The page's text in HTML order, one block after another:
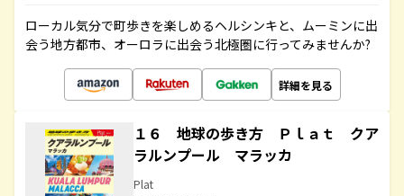
ローカル気分で町歩きを楽しめるヘルシンキと、ムーミンに出
会う地方都市、オーロラに出会う北極圏に行ってみませんか?
詳細を見る
１６ 地球の歩き方 Ｐｌａｔ クア
ラルンプール マラッカ
Plat